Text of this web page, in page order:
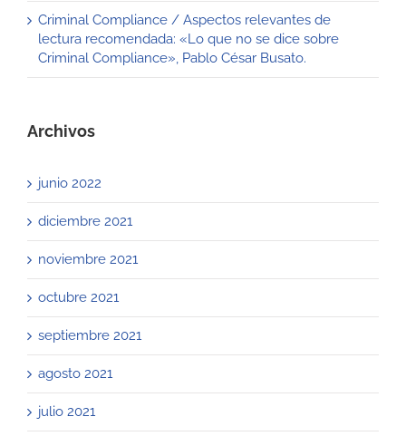
Criminal Compliance / Aspectos relevantes de
lectura recomendada: «Lo que no se dice sobre
Criminal Compliance», Pablo César Busato.
Archivos
junio 2022
diciembre 2021
noviembre 2021
octubre 2021
septiembre 2021
agosto 2021
julio 2021